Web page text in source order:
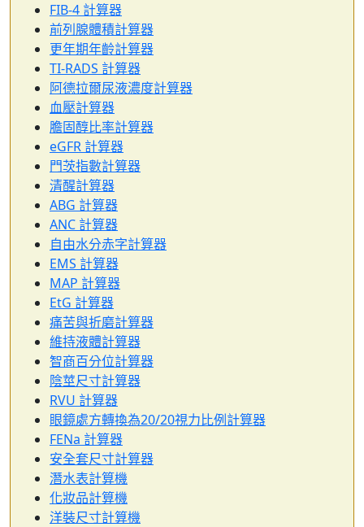
FIB-4 計算器
前列腺體積計算器
更年期年齡計算器
TI-RADS 計算器
阿德拉爾尿液濃度計算器
血壓計算器
膽固醇比率計算器
eGFR 計算器
門茨指數計算器
清醒計算器
ABG 計算器
ANC 計算器
自由水分赤字計算器
EMS 計算器
MAP 計算器
EtG 計算器
痛苦與折磨計算器
維持液體計算器
智商百分位計算器
陰莖尺寸計算器
RVU 計算器
眼鏡處方轉換為20/20視力比例計算器
FENa 計算器
安全套尺寸計算器
潛水表計算機
化妝品計算機
洋裝尺寸計算機